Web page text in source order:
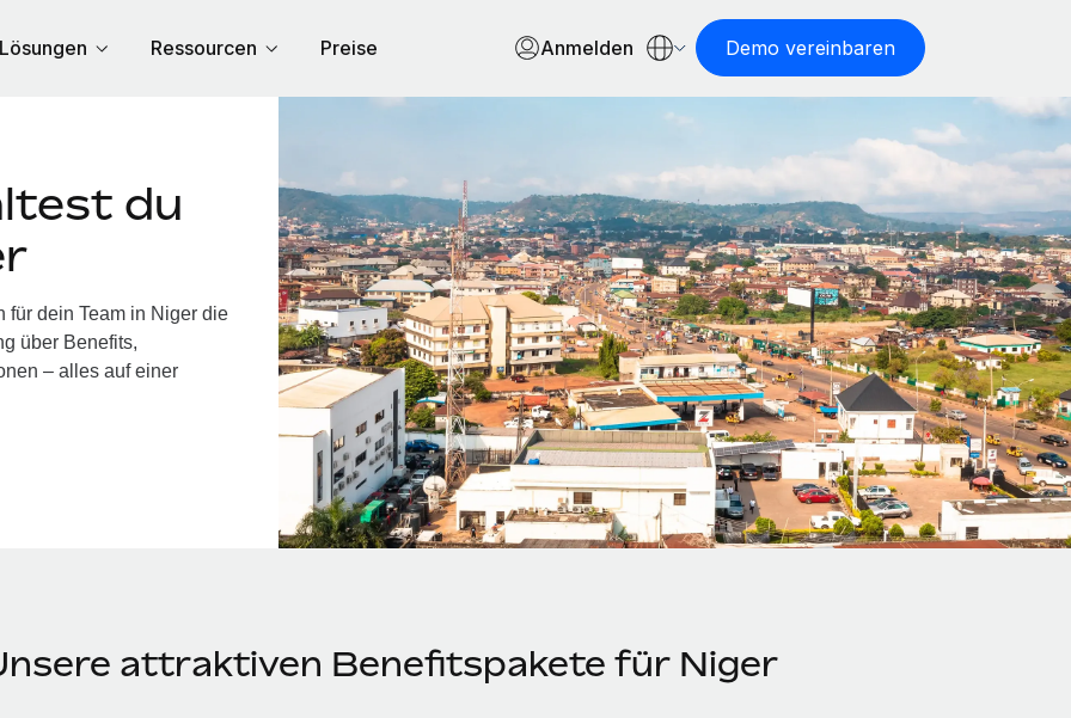
Lösungen Ressourcen Preise Anmelden Demo vereinbaren
du
für dein Team in Niger die
über Benefits,
– alles auf einer
attraktiven Benefitspakete für Niger